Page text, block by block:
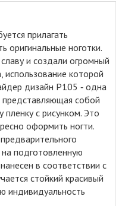
прилагать
оригинальные ноготки.
и создали огромный
использование которой
дизайн P105 ‑ одна
представляющая собой
с рисунком. Это
оформить ногти.
подготовленную
в соответствии с
стойкий красивый
индивидуальность